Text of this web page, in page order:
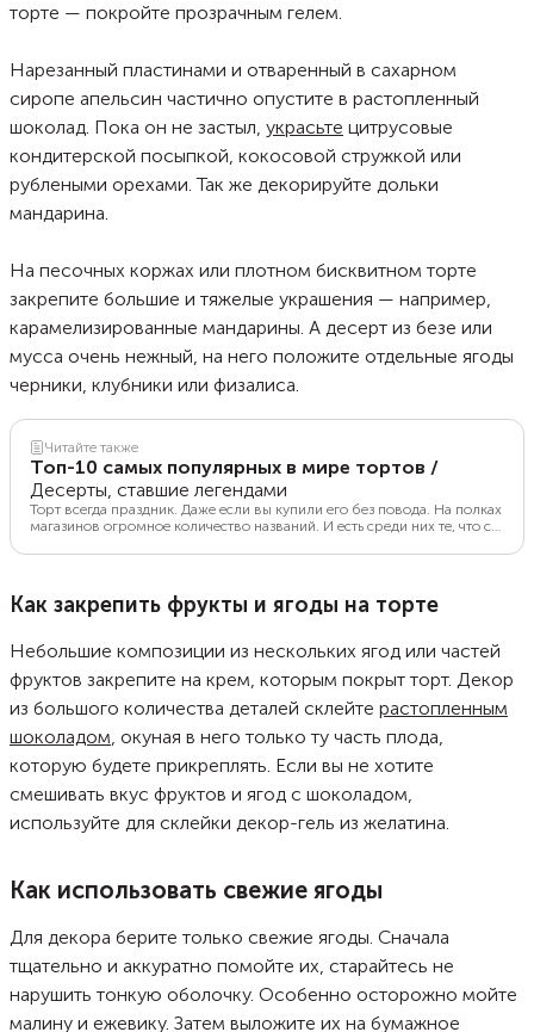
торте — покройте прозрачным гелем.
Нарезанный пластинами и отваренный в сахарном
сиропе апельсин частично опустите в растопленный
шоколад. Пока он не застыл, украсьте цитрусовые
кондитерской посыпкой, кокосовой стружкой или
рублеными орехами. Так же декорируйте дольки
мандарина.
На песочных коржах или плотном бисквитном торте
закрепите большие и тяжелые украшения — например,
карамелизированные мандарины. А десерт из безе или
мусса очень нежный, на него положите отдельные ягоды
черники, клубники или физалиса.
Читайте также
Топ-10 самых популярных в мире тортов /
Десерты, ставшие легендами
Торт всегда праздник. Даже если вы купили его без повода. На полках
магазинов огромное количество названий. И есть среди них те, что со
обросли мифами и домыслами. Самые знаменитые торты в мире, по
Проверим, попал ли в список ваш любимый?
Как закрепить фрукты и ягоды на торте
Небольшие композиции из нескольких ягод или частей
фруктов закрепите на крем, которым покрыт торт. Декор
из большого количества деталей склейте растопленным
шоколадом, окуная в него только ту часть плода,
которую будете прикреплять. Если вы не хотите
смешивать вкус фруктов и ягод с шоколадом,
используйте для склейки декор-гель из желатина.
Как использовать свежие ягоды
Для декора берите только свежие ягоды. Сначала
тщательно и аккуратно помойте их, старайтесь не
нарушить тонкую оболочку. Особенно осторожно мойте
малину и ежевику. Затем выложите их на бумажное